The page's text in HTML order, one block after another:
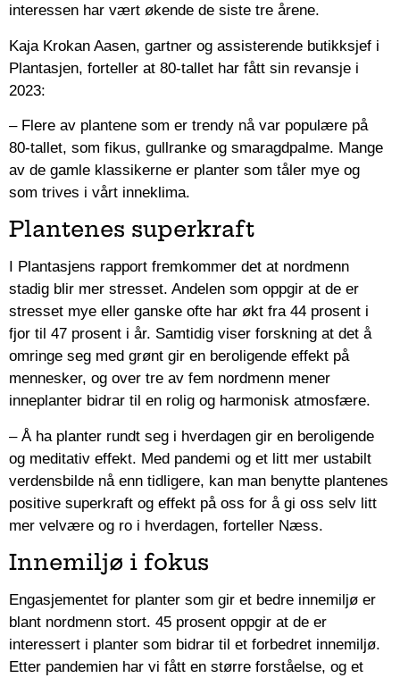
interessen har vært økende de siste tre årene.
Kaja Krokan Aasen, gartner og assisterende butikksjef i
Plantasjen, forteller at 80-tallet har fått sin revansje i
2023:
– Flere av plantene som er trendy nå var populære på
80-tallet, som fikus, gullranke og smaragdpalme. Mange
av de gamle klassikerne er planter som tåler mye og
som trives i vårt inneklima.
Plantenes superkraft
I Plantasjens rapport fremkommer det at nordmenn
stadig blir mer stresset. Andelen som oppgir at de er
stresset mye eller ganske ofte har økt fra 44 prosent i
fjor til 47 prosent i år. Samtidig viser forskning at det å
omringe seg med grønt gir en beroligende effekt på
mennesker, og over tre av fem nordmenn mener
inneplanter bidrar til en rolig og harmonisk atmosfære.
– Å ha planter rundt seg i hverdagen gir en beroligende
og meditativ effekt. Med pandemi og et litt mer ustabilt
verdensbilde nå enn tidligere, kan man benytte plantenes
positive superkraft og effekt på oss for å gi oss selv litt
mer velvære og ro i hverdagen, forteller Næss.
Innemiljø i fokus
Engasjementet for planter som gir et bedre innemiljø er
blant nordmenn stort. 45 prosent oppgir at de er
interessert i planter som bidrar til et forbedret innemiljø.
Etter pandemien har vi fått en større forståelse, og et